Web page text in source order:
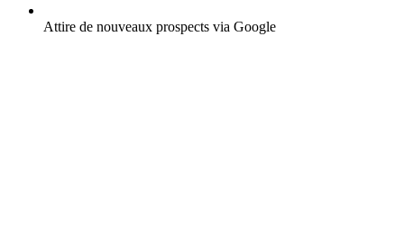
Attire de nouveaux prospects via Google